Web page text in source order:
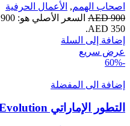
اصحاب الهمم, الأعمال الحرفية
AED900 السعر الأصلي هو: 900.
AED 350.
إضافة إلى السلة
عرض سريع
-60%
إضافة الى المفضلة
التطور الإماراتي Emirati Evolution